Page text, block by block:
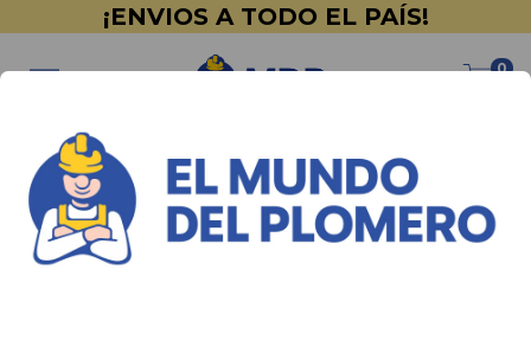
¡ENVIOS A TODO EL PAÍS!
0
Inicio > PINTURERÍA > Net Color > Latex > Pieltas